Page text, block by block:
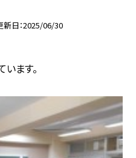
新日 2025/06/30
ます。